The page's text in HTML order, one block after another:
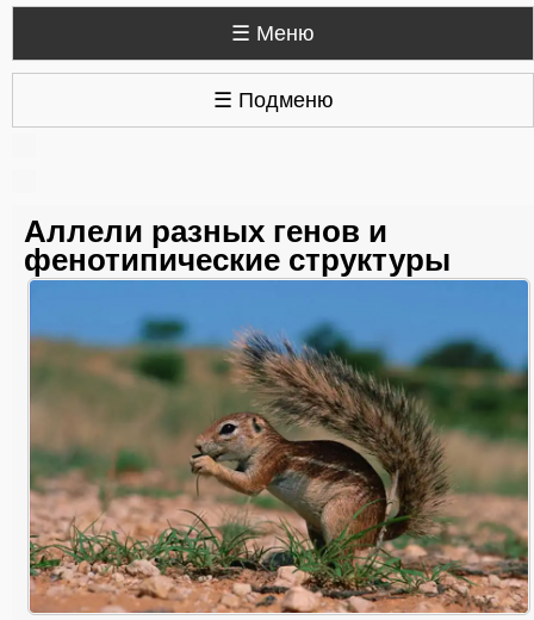
☰ Меню
☰ Подменю
Аллели разных генов и
фенотипические структуры